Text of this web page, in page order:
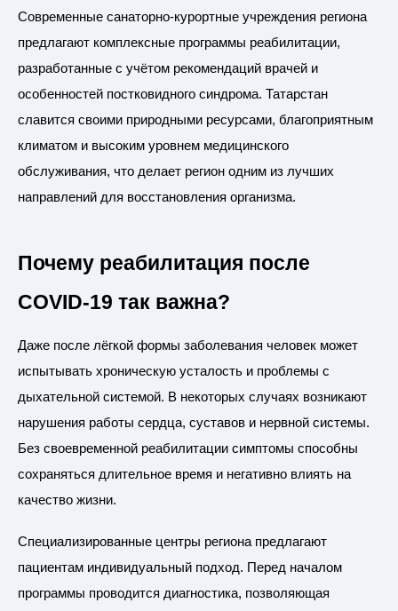
Современные санаторно-курортные учреждения региона
предлагают комплексные программы реабилитации,
разработанные с учётом рекомендаций врачей и
особенностей постковидного синдрома. Татарстан
славится своими природными ресурсами, благоприятным
климатом и высоким уровнем медицинского
обслуживания, что делает регион одним из лучших
направлений для восстановления организма.
Почему реабилитация после
COVID-19 так важна?
Даже после лёгкой формы заболевания человек может
испытывать хроническую усталость и проблемы с
дыхательной системой. В некоторых случаях возникают
нарушения работы сердца, суставов и нервной системы.
Без своевременной реабилитации симптомы способны
сохраняться длительное время и негативно влиять на
качество жизни.
Специализированные центры региона предлагают
пациентам индивидуальный подход. Перед началом
программы проводится диагностика, позволяющая